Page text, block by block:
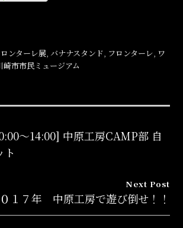
ンターレ展 ,バナナスタンド フロンターレ ワ
崎市市民ミュージアム
～14:00] 中原工房CAMP部 自
ト
Next Post
１７年 中原工房で遊び倒せ！！